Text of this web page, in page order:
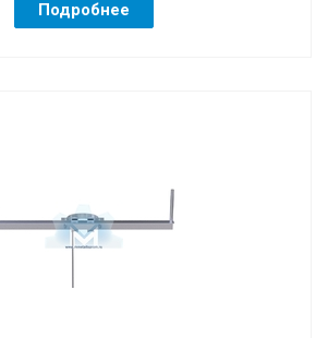
Подробнее